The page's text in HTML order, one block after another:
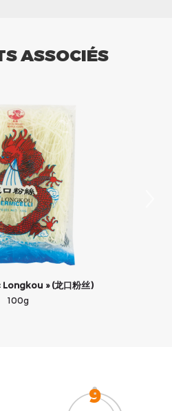
ASSOCIÉS
» (龙口粉丝)
100g
9